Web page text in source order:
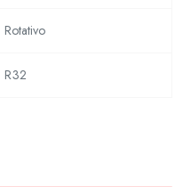
Rotativo
R32